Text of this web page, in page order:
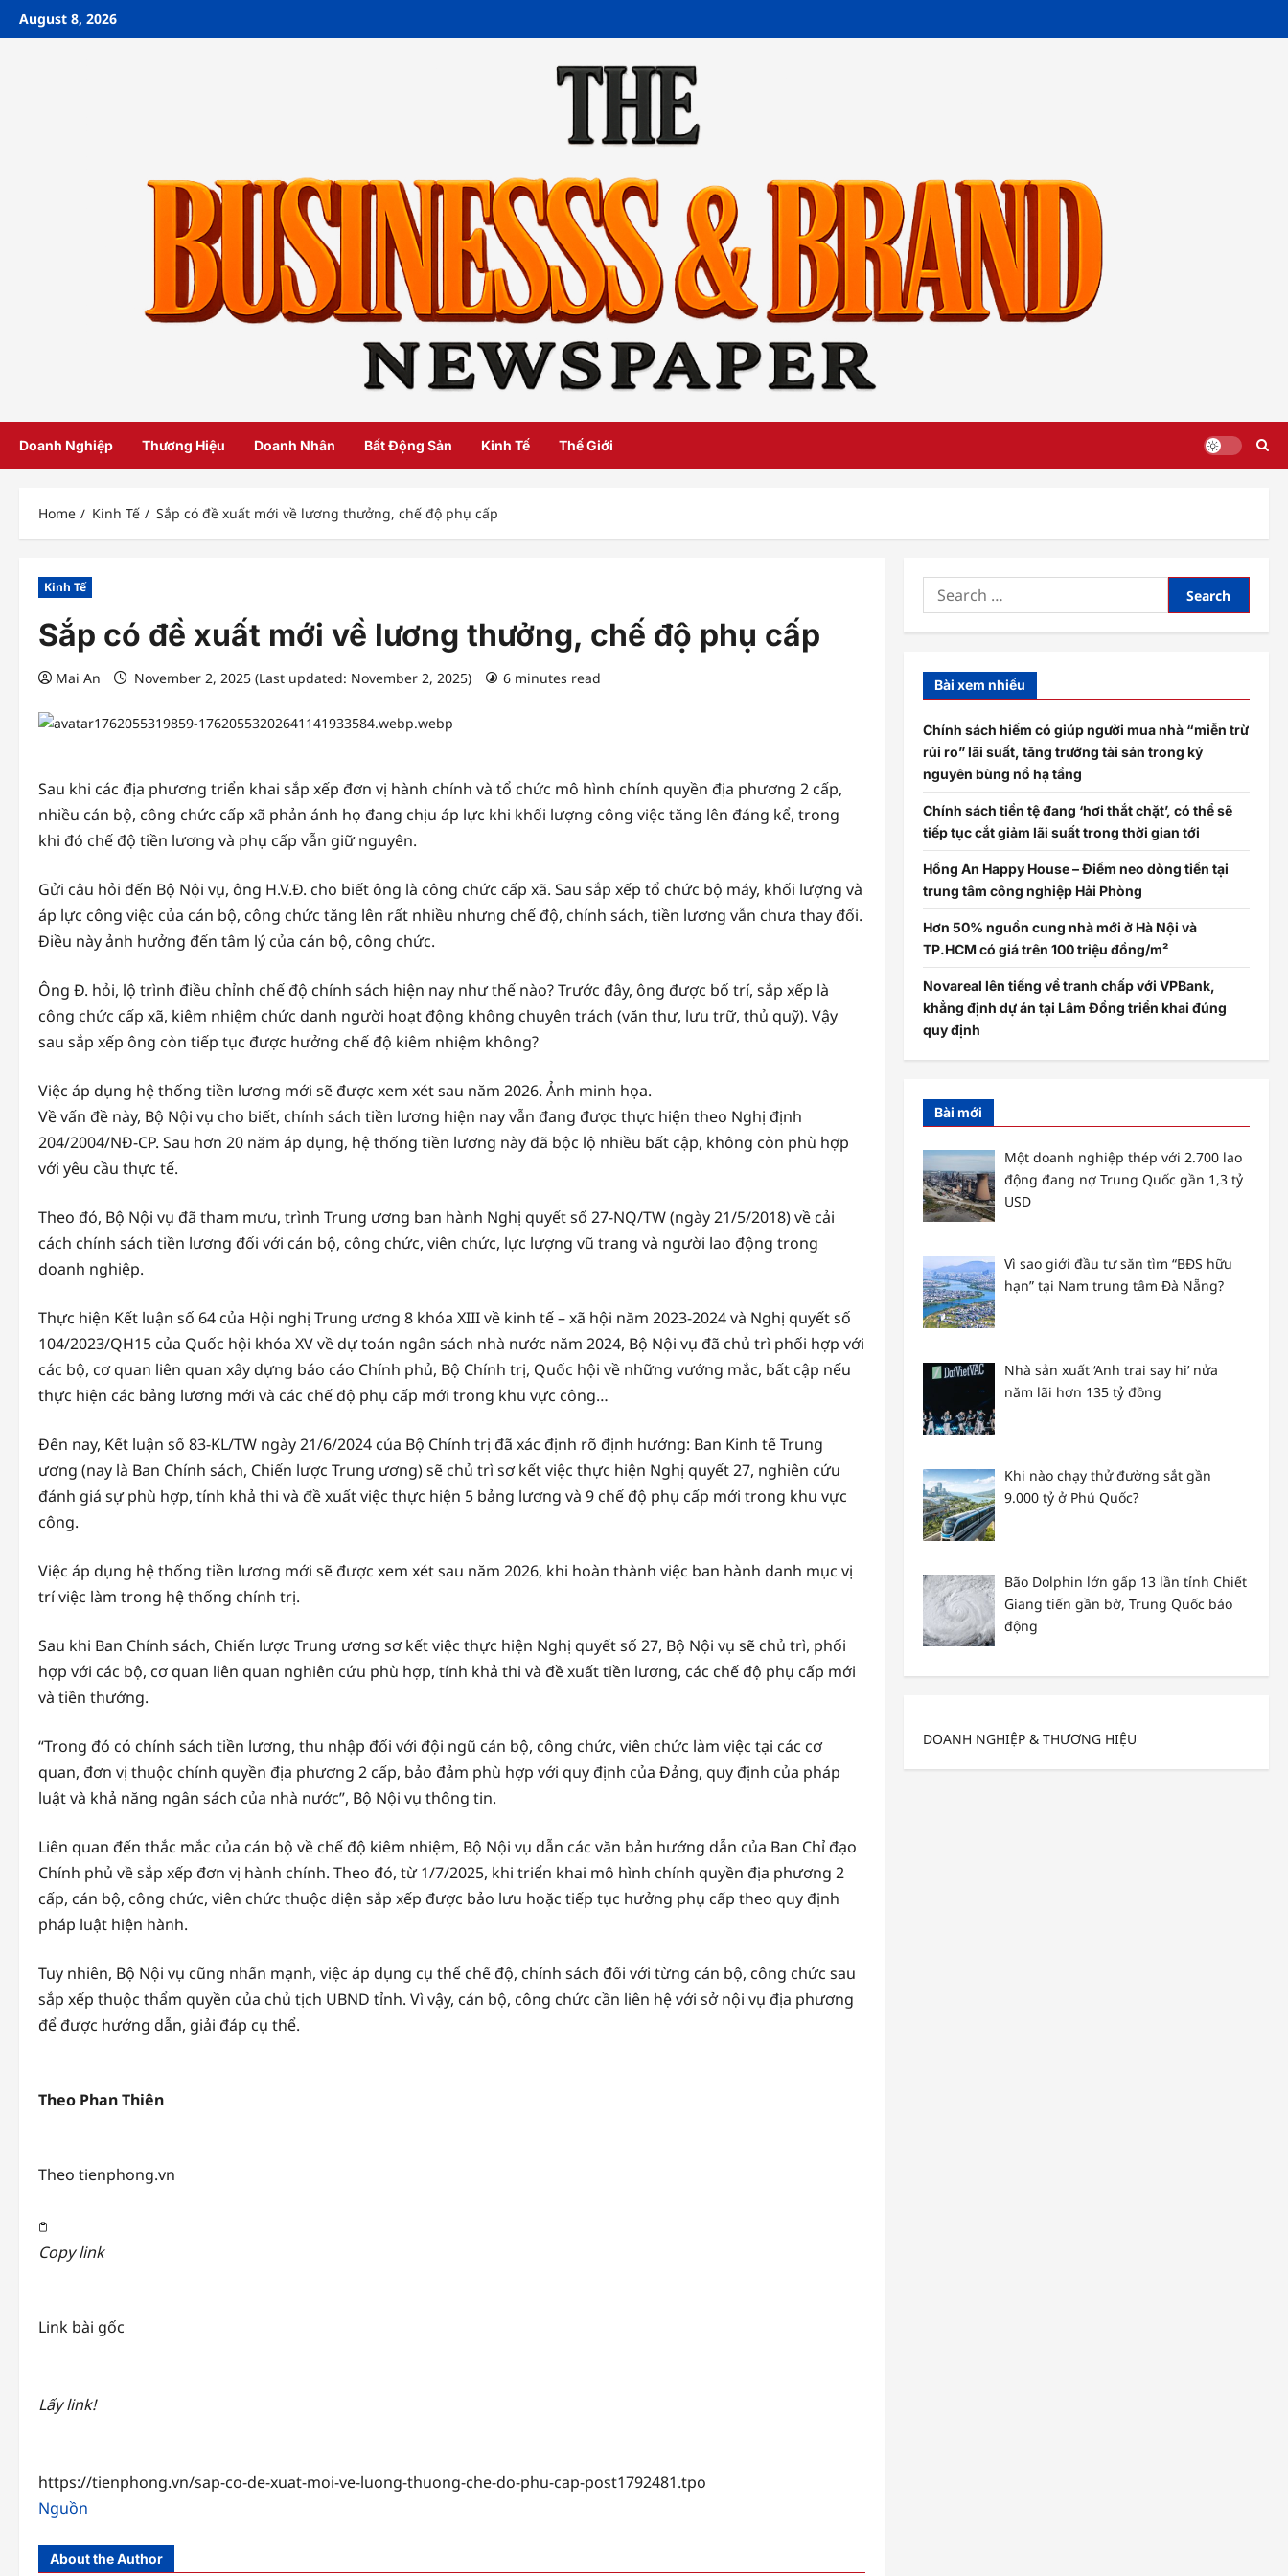
SkipAugust 8, 2026
Doanh Nghiệp Thương Hiệu Doanh Nhân Bất Động Sản Kinh Tế Thế Giới
Home Kinh Tế Sắp có đề xuất mới về lương thưởng, chế độ phụ cấp
Kinh Tế
Sắp có đề xuất mới về lương thưởng, chế độ phụ cấp
Mai An November 2, 2025 (Last updated: November 2, 2025) 6 minutes read
Sau khi các địa phương triển khai sắp xếp đơn vị hành chính và tổ chức mô hình chính quyền địa phương 2 cấp,
nhiều cán bộ, công chức cấp xã phản ánh họ đang chịu áp lực khi khối lượng công việc tăng lên đáng kể, trong
khi đó chế độ tiền lương và phụ cấp vẫn giữ nguyên.
Gửi câu hỏi đến Bộ Nội vụ, ông H.V.Đ. cho biết ông là công chức cấp xã. Sau sắp xếp tổ chức bộ máy, khối lượng và
áp lực công việc của cán bộ, công chức tăng lên rất nhiều nhưng chế độ, chính sách, tiền lương vẫn chưa thay đổi.
Điều này ảnh hưởng đến tâm lý của cán bộ, công chức.
Ông Đ. hỏi, lộ trình điều chỉnh chế độ chính sách hiện nay như thế nào? Trước đây, ông được bố trí, sắp xếp là
công chức cấp xã, kiêm nhiệm chức danh người hoạt động không chuyên trách (văn thư, lưu trữ, thủ quỹ). Vậy
sau sắp xếp ông còn tiếp tục được hưởng chế độ kiêm nhiệm không?
Việc áp dụng hệ thống tiền lương mới sẽ được xem xét sau năm 2026. Ảnh minh họa.
Về vấn đề này, Bộ Nội vụ cho biết, chính sách tiền lương hiện nay vẫn đang được thực hiện theo Nghị định
204/2004/NĐ-CP. Sau hơn 20 năm áp dụng, hệ thống tiền lương này đã bộc lộ nhiều bất cập, không còn phù hợp
với yêu cầu thực tế.
Theo đó, Bộ Nội vụ đã tham mưu, trình Trung ương ban hành Nghị quyết số 27-NQ/TW (ngày 21/5/2018) về cải
cách chính sách tiền lương đối với cán bộ, công chức, viên chức, lực lượng vũ trang và người lao động trong
doanh nghiệp.
Thực hiện Kết luận số 64 của Hội nghị Trung ương 8 khóa XIII về kinh tế – xã hội năm 2023-2024 và Nghị quyết số
104/2023/QH15 của Quốc hội khóa XV về dự toán ngân sách nhà nước năm 2024, Bộ Nội vụ đã chủ trì phối hợp với
các bộ, cơ quan liên quan xây dựng báo cáo Chính phủ, Bộ Chính trị, Quốc hội về những vướng mắc, bất cập nếu
thực hiện các bảng lương mới và các chế độ phụ cấp mới trong khu vực công…
Đến nay, Kết luận số 83-KL/TW ngày 21/6/2024 của Bộ Chính trị đã xác định rõ định hướng: Ban Kinh tế Trung
ương (nay là Ban Chính sách, Chiến lược Trung ương) sẽ chủ trì sơ kết việc thực hiện Nghị quyết 27, nghiên cứu
đánh giá sự phù hợp, tính khả thi và đề xuất việc thực hiện 5 bảng lương và 9 chế độ phụ cấp mới trong khu vực
công.
Việc áp dụng hệ thống tiền lương mới sẽ được xem xét sau năm 2026, khi hoàn thành việc ban hành danh mục vị
trí việc làm trong hệ thống chính trị.
Sau khi Ban Chính sách, Chiến lược Trung ương sơ kết việc thực hiện Nghị quyết số 27, Bộ Nội vụ sẽ chủ trì, phối
hợp với các bộ, cơ quan liên quan nghiên cứu phù hợp, tính khả thi và đề xuất tiền lương, các chế độ phụ cấp mới
và tiền thưởng.
“Trong đó có chính sách tiền lương, thu nhập đối với đội ngũ cán bộ, công chức, viên chức làm việc tại các cơ
quan, đơn vị thuộc chính quyền địa phương 2 cấp, bảo đảm phù hợp với quy định của Đảng, quy định của pháp
luật và khả năng ngân sách của nhà nước”, Bộ Nội vụ thông tin.
Liên quan đến thắc mắc của cán bộ về chế độ kiêm nhiệm, Bộ Nội vụ dẫn các văn bản hướng dẫn của Ban Chỉ đạo
Chính phủ về sắp xếp đơn vị hành chính. Theo đó, từ 1/7/2025, khi triển khai mô hình chính quyền địa phương 2
cấp, cán bộ, công chức, viên chức thuộc diện sắp xếp được bảo lưu hoặc tiếp tục hưởng phụ cấp theo quy định
pháp luật hiện hành.
Tuy nhiên, Bộ Nội vụ cũng nhấn mạnh, việc áp dụng cụ thể chế độ, chính sách đối với từng cán bộ, công chức sau
sắp xếp thuộc thẩm quyền của chủ tịch UBND tỉnh. Vì vậy, cán bộ, công chức cần liên hệ với sở nội vụ địa phương
để được hướng dẫn, giải đáp cụ thể.
Theo Phan Thiên
Theo tienphong.vn
Copy link
Link bài gốc
Lấy link!
https://tienphong.vn/sap-co-de-xuat-moi-ve-luong-thuong-che-do-phu-cap-post1792481.tpo
Nguồn
About the Author
Search
for:
Bài xem nhiều
Chính sách hiếm có giúp người mua nhà “miễn trừ
rủi ro” lãi suất, tăng trưởng tài sản trong kỷ
nguyên bùng nổ hạ tầng
Chính sách tiền tệ đang ‘hơi thắt chặt’, có thể sẽ
tiếp tục cắt giảm lãi suất trong thời gian tới
Hồng An Happy House – Điểm neo dòng tiền tại
trung tâm công nghiệp Hải Phòng
Hơn 50% nguồn cung nhà mới ở Hà Nội và
TP.HCM có giá trên 100 triệu đồng/m²
Novareal lên tiếng về tranh chấp với VPBank,
khẳng định dự án tại Lâm Đồng triển khai đúng
quy định
Bài mới
Một doanh nghiệp thép với 2.700 lao
động đang nợ Trung Quốc gần 1,3 tỷ
USD
Vì sao giới đầu tư săn tìm “BĐS hữu
hạn” tại Nam trung tâm Đà Nẵng?
Nhà sản xuất ‘Anh trai say hi’ nửa
năm lãi hơn 135 tỷ đồng
Khi nào chạy thử đường sắt gần
9.000 tỷ ở Phú Quốc?
Bão Dolphin lớn gấp 13 lần tỉnh Chiết
Giang tiến gần bờ, Trung Quốc báo
động
DOANH NGHIỆP & THƯƠNG HIỆU